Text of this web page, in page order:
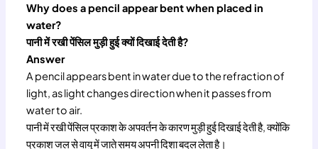
Why does a pencil appear bent when placed in
water?
पानी में रखी पेंसिल मुड़ी हुई क्यों दिखाई देती है?
Answer
A pencil appears bent in water due to the refraction of
light, as light changes direction when it passes from
water to air.
पानी में रखी पेंसिल प्रकाश के अपवर्तन के कारण मुड़ी हुई दिखाई देती है, क्योंकि
प्रकाश जल से वायु में जाते समय अपनी दिशा बदल लेता है।